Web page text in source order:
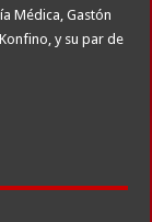
Médica, Gastón
y su par de